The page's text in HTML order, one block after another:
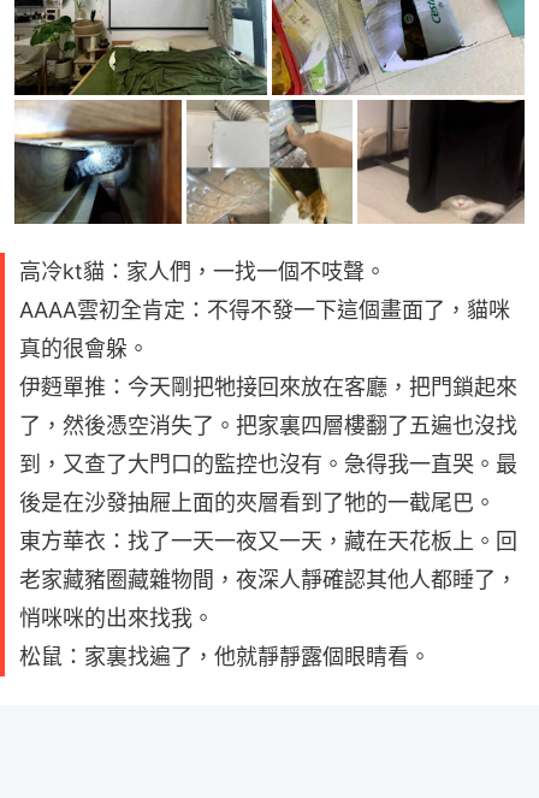
高冷kt貓：家人們，一找一個不吱聲。
AAAA雲初全肯定：不得不發一下這個畫面了，貓咪
真的很會躲。
伊麪單推：今天剛把牠接回來放在客廳，把門鎖起來
了，然後憑空消失了。把家裏四層樓翻了五遍也沒找
到，又查了大門口的監控也沒有。急得我一直哭。最
後是在沙發抽屜上面的夾層看到了牠的一截尾巴。
東方華衣：找了一天一夜又一天，藏在天花板上。回
老家藏豬圈藏雜物間，夜深人靜確認其他人都睡了，
悄咪咪的出來找我。
松鼠：家裏找遍了，他就靜靜露個眼睛看。